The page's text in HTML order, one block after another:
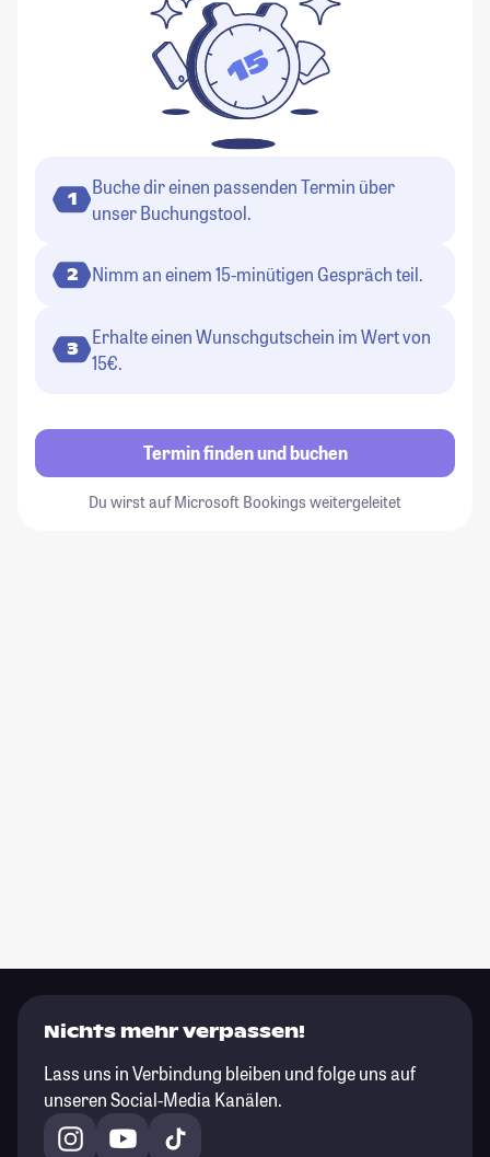
1
Buche dir einen passenden Termin über
unser Buchungstool.
2 Nimm an einem 15-minütigen Gespräch teil.
3
Erhalte einen Wunschgutschein im Wert von
15€.
Termin finden und buchen
Du wirst auf Microsoft Bookings weitergeleitet
Nichts mehr verpassen!
Lass uns in Verbindung bleiben und folge uns auf
unseren Social-Media Kanälen.